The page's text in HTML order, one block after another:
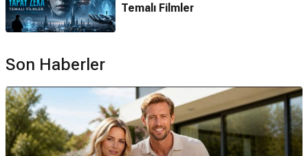
Temalı Filmler
Son Haberler